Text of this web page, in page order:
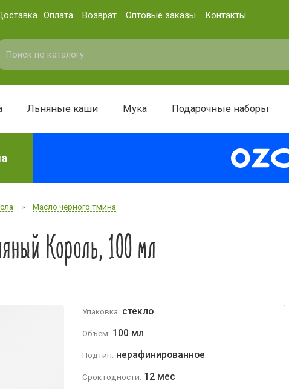
Оплата Возврат Оптовые заказы Контакты
Льняные каши Мука Подарочные наборы
> Масло черного тмина
Король, 100 мл
Упаковка: стекло
Объем: 100 мл
Подтип: нерафинированное
Срок годности: 12 мес